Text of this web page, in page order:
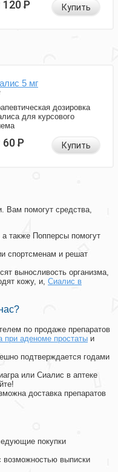
120Р Купить
5 мг
дозировка
для курсового
60Р Купить
Вам помогут средства,
также Попперсы помогут
спортсменам и решат
выносливость организма,
кожу, и, Сиалис в
по продаже препаратов
при аденоме простаты и
подтверждается годами
или Сиалис в аптеке
доставка препаратов
покупки
выписки